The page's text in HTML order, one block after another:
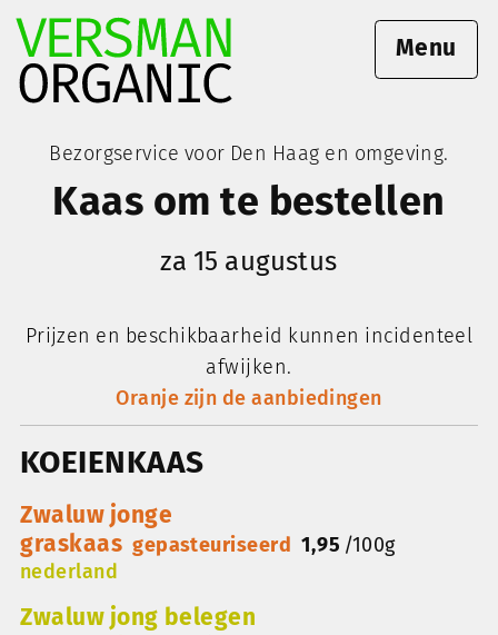
Menu
Bezorgservice voor Den Haag en omgeving.
Kaas om te bestellen
za 15 augustus
Prijzen en beschikbaarheid kunnen incidenteel
afwijken.
Oranje zijn de aanbiedingen
KOEIENKAAS
Zwaluw jonge
graskaas gepasteuriseerd 1,95 /100g
nederland
Zwaluw jong belegen